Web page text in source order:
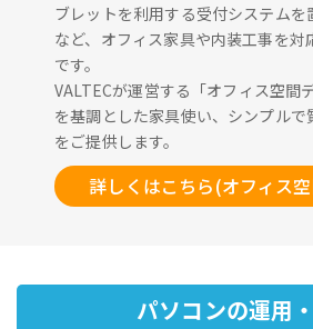
ブレットを利用する受付システムを
など、オフィス家具や内装工事を対
です。
VALTECが運営する「オフィス空間
を基調とした家具使い、シンプルで
をご提供します。
詳しくはこちら(オフィス
パソコンの運用